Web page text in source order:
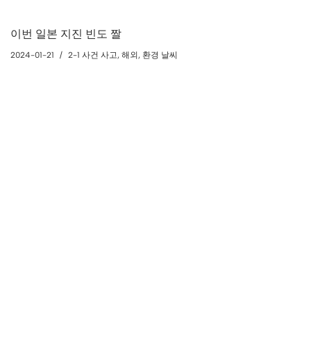
이번 일본 지진 빈도 짤
2024-01-21 2-1 사건 사고, 해외, 환경 날씨